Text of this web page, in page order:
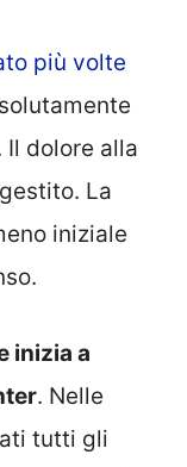
più volte
dolore alla
La
iniziale
inizia a
. Nelle
tutti gli